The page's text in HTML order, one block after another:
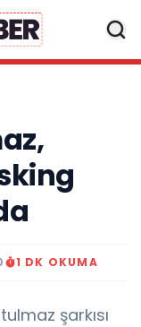
1 DK OKUMA
şarkısı